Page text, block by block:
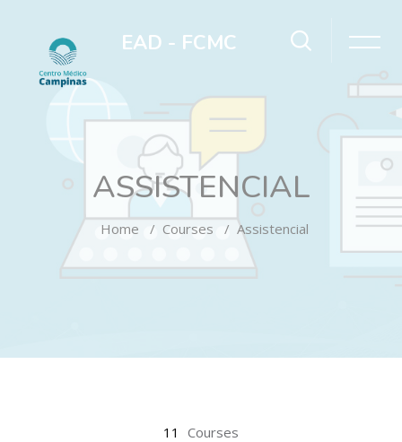
EAD - FCMC
ASSISTENCIAL
Home Courses Assistencial
11 Courses